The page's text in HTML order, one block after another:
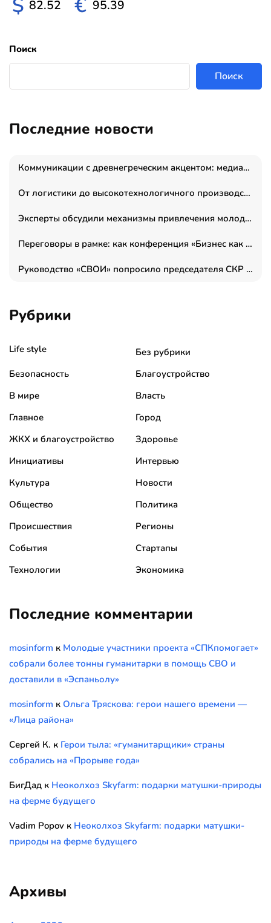
$ 82.52 € 95.39
Поиск
Поиск
Последние новости
Коммуникации с древнегреческим акцентом: медиаменеджер и журналист Владимир Дергачев запустил коммуникационное агентство «Сократ 2.0»
От логистики до высокотехнологичного производства: как основатель “гагаринга” выстраивает экосистему безопасности и гражданских БПЛА
Эксперты обсудили механизмы привлечения молодых специалистов в промышленные города
Переговоры в рамке: как конференция «Бизнес как искусство» переформатирует деловой этикет в стенах ТПП РФ
Руководство «СВОИ» попросило председателя СКР дать правовую оценку обысков в тыловом штабе
Рубрики
Life style
Без рубрики
Безопасность
Благоустройство
В мире
Власть
Главное
Город
ЖКХ и благоустройство
Здоровье
Инициативы
Интервью
Культура
Новости
Общество
Политика
Происшествия
Регионы
События
Стартапы
Технологии
Экономика
Последние комментарии
mosinform к Молодые участники проекта «СПКпомогает»
собрали более тонны гуманитарки в помощь СВО и
доставили в «Эспаньолу»
mosinform к Ольга Тряскова: герои нашего времени —
«Лица района»
Сергей К. к Герои тыла: «гуманитарщики» страны
собрались на «Прорыве года»
БигДад к Неоколхоз Skyfarm: подарки матушки-природы
на ферме будущего
Vadim Popov к Неоколхоз Skyfarm: подарки матушки-
природы на ферме будущего
Архивы